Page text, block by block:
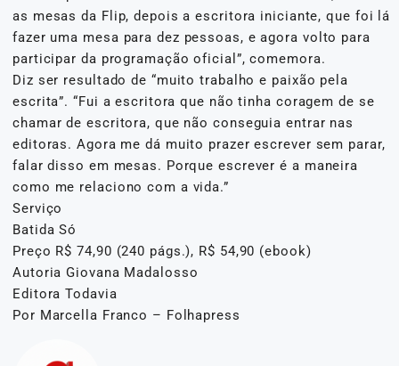
as mesas da Flip, depois a escritora iniciante, que foi lá
fazer uma mesa para dez pessoas, e agora volto para
participar da programação oficial”, comemora.
Diz ser resultado de “muito trabalho e paixão pela
escrita”. “Fui a escritora que não tinha coragem de se
chamar de escritora, que não conseguia entrar nas
editoras. Agora me dá muito prazer escrever sem parar,
falar disso em mesas. Porque escrever é a maneira
como me relaciono com a vida.”
Serviço
Batida Só
Preço R$ 74,90 (240 págs.), R$ 54,90 (ebook)
Autoria Giovana Madalosso
Editora Todavia
Por Marcella Franco – Folhapress